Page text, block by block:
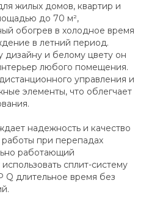
жилых домов, квартир и
до 70 м²,
обогрев в холодное время
в летний период.
дизайну и белому цвету он
любого помещения.
управления и
элементы, что облегчает
надежность и качество
при перепадах
работающий
сплит-систему
Q длительное время без